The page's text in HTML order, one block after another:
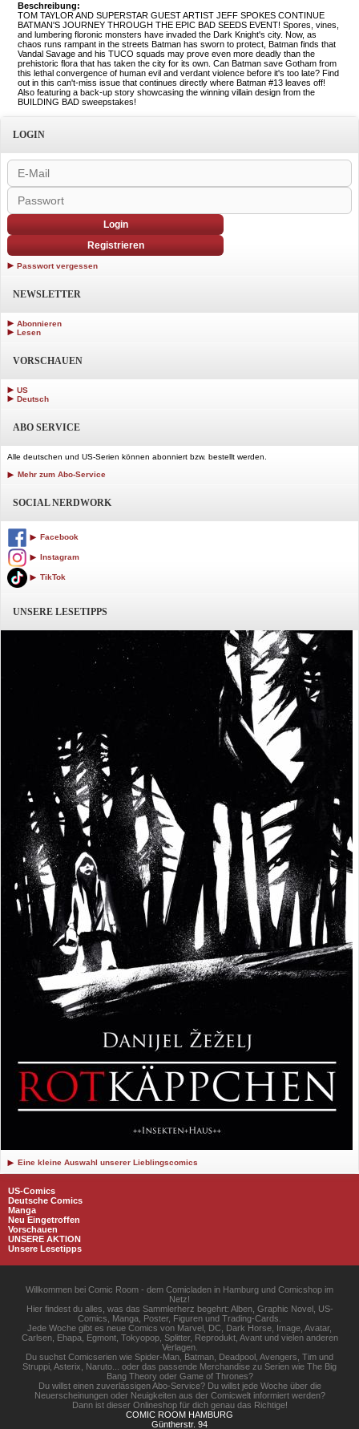
Beschreibung:
TOM TAYLOR AND SUPERSTAR GUEST ARTIST JEFF SPOKES CONTINUE
BATMAN'S JOURNEY THROUGH THE EPIC BAD SEEDS EVENT! Spores, vines,
and lumbering floronic monsters have invaded the Dark Knight's city. Now, as
chaos runs rampant in the streets Batman has sworn to protect, Batman finds that
Vandal Savage and his TUCO squads may prove even more deadly than the
prehistoric flora that has taken the city for its own. Can Batman save Gotham from
this lethal convergence of human evil and verdant violence before it's too late? Find
out in this can't-miss issue that continues directly where Batman #13 leaves off!
Also featuring a back-up story showcasing the winning villain design from the
BUILDING BAD sweepstakes!
LOGIN
Login
Registrieren
Passwort vergessen
NEWSLETTER
Abonnieren
Lesen
VORSCHAUEN
US
Deutsch
ABO SERVICE
Alle deutschen und US-Serien können abonniert bzw. bestellt werden.
Mehr zum Abo-Service
SOCIAL NERDWORK
Facebook
Instagram
TikTok
UNSERE LESETIPPS
Eine kleine Auswahl unserer Lieblingscomics
US-Comics
Deutsche Comics
Manga
Neu Eingetroffen
Vorschauen
UNSERE AKTION
Unsere Lesetipps
Willkommen bei Comic Room - dem Comicladen in Hamburg und Comicshop im
Netz!
Hier findest du alles, was das Sammlerherz begehrt: Alben, Graphic Novel, US-
Comics, Manga, Poster, Figuren und Trading-Cards.
Jede Woche gibt es neue Comics von Marvel, DC, Dark Horse, Image, Avatar,
Carlsen, Ehapa, Egmont, Tokyopop, Splitter, Reprodukt, Avant und vielen anderen
Verlagen.
Du suchst Comicserien wie Spider-Man, Batman, Deadpool, Avengers, Tim und
Struppi, Asterix, Naruto... oder das passende Merchandise zu Serien wie The Big
Bang Theory oder Game of Thrones?
Du willst einen zuverlässigen Abo-Service? Du willst jede Woche über die
Neuerscheinungen oder Neuigkeiten aus der Comicwelt informiert werden?
Dann ist dieser Onlineshop für dich genau das Richtige!
COMIC ROOM HAMBURG
Güntherstr. 94